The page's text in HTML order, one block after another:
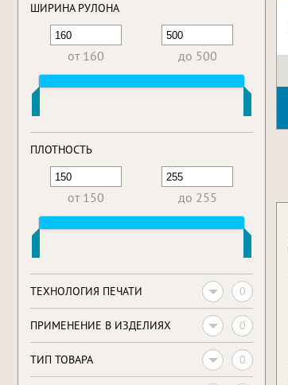
ШИРИНА РУЛОНА
от 160 до 500
ПЛОТНОСТЬ
от 150 до 255
ТЕХНОЛОГИЯ ПЕЧАТИ 0
ПРИМЕНЕНИЕ В ИЗДЕЛИЯХ 0
ТИП ТОВАРА 0